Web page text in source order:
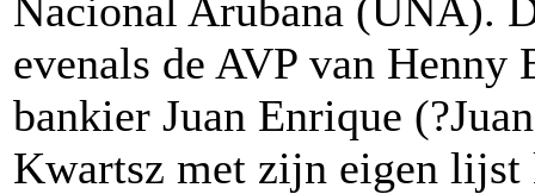
Nacional Arubana (UNA).
evenals de AVP van Henny
bankier Juan Enrique
Kwartsz met zijn eigen lijst